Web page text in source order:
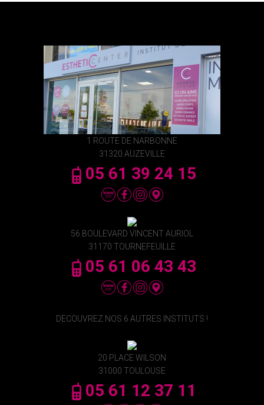
1 ROUTE DE NARBONNE
31320 AUZEVILLE
05 61 39 24 15
56 BOULEVARD VINCENT AURIOL
31170 TOURNEFEUILLE
05 61 06 43 43
DECOUVREZ NOS 6 AUTRES INSTITUTS !
20 PLACE WILSON
31000 TOULOUSE
05 61 12 37 11